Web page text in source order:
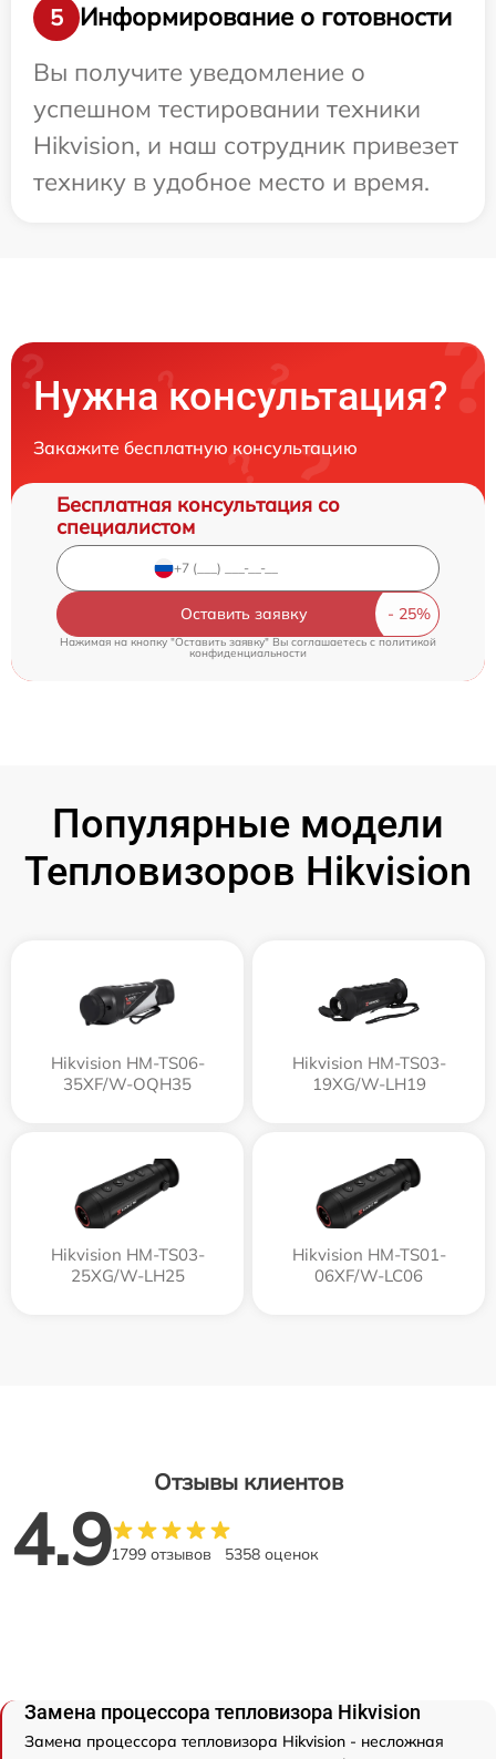
5
Информирование о готовности
Вы получите уведомление о
успешном тестировании техники
Hikvision, и наш сотрудник привезет
технику в удобное место и время.
Нужна консультация?
Закажите бесплатную консультацию
Бесплатная консультация со
специалистом
Оставить заявку
Нажимая на кнопку "Оставить заявку" Вы соглашаетесь cполитикой
конфиденциальности
Популярные модели
Тепловизоров Hikvision
Hikvision HM-TS06-
35XF/W-OQH35
Hikvision HM-TS03-
19XG/W-LH19
Hikvision HM-TS03-
25XG/W-LH25
Hikvision HM-TS01-
06XF/W-LC06
Отзывы клиентов
4.91799 отзывов 5358 оценок
Замена процессора тепловизора Hikvision
Замена процессора тепловизора Hikvision - несложная